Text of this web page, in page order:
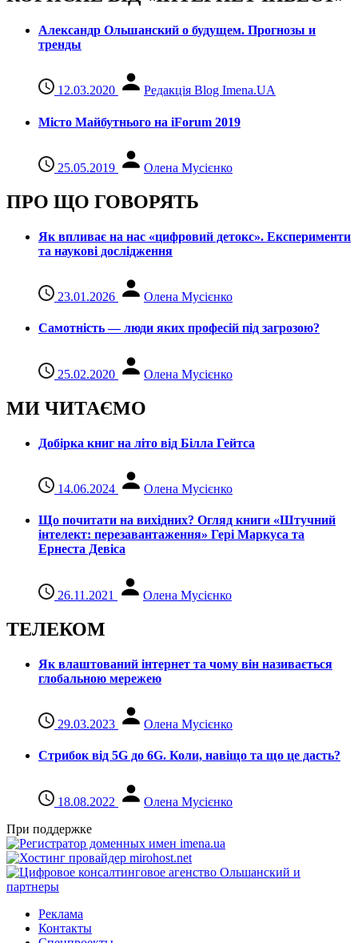
Александр Ольшанский о будущем. Прогнозы и
тренды
12.03.2020 Редакція Blog Imena.UA
Місто Майбутнього на iForum 2019
25.05.2019 Олена Мусієнко
ПРО ЩО ГОВОРЯТЬ
Як впливає на нас «цифровий детокс». Експерименти
та наукові дослідження
23.01.2026 Олена Мусієнко
Самотність — люди яких професій під загрозою?
25.02.2020 Олена Мусієнко
МИ ЧИТАЄМО
Добірка книг на літо від Білла Гейтса
14.06.2024 Олена Мусієнко
Що почитати на вихідних? Огляд книги «Штучний
інтелект: перезавантаження» Гері Маркуса та
Ернеста Девіса
26.11.2021 Олена Мусієнко
ТЕЛЕКОМ
Як влаштований інтернет та чому він називається
глобальною мережею
29.03.2023 Олена Мусієнко
Стрибок від 5G до 6G. Коли, навіщо та що це даcть?
18.08.2022
Олена Мусієнко
При поддержке
Реклама
Контакты